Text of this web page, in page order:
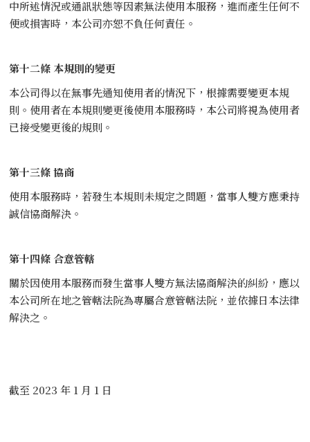
中所述情況或通訊狀態等因素無法使用本服務，進而產生任何不
便或損害時，本公司亦恕不負任何責任。
第十二條 本規則的變更
本公司得以在無事先通知使用者的情況下，根據需要變更本規
則。使用者在本規則變更後使用本服務時，本公司將視為使用者
已接受變更後的規則。
第十三條 協商
使用本服務時，若發生本規則未規定之問題，當事人雙方應秉持
誠信協商解決。
第十四條 合意管轄
關於因使用本服務而發生當事人雙方無法協商解決的糾紛，應以
本公司所在地之管轄法院為專屬合意管轄法院，並依據日本法律
解決之。
截至 2023 年 1 月 1 日